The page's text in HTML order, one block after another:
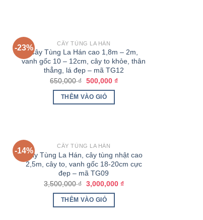
-23%
CÂY TÙNG LA HÁN
Cây Tùng La Hán cao 1,8m – 2m,
vanh gốc 10 – 12cm, cây to khỏe, thân
thẳng, lá đẹp – mã TG12
650,000₫ 500,000 ₫
THÊM VÀO GIỎ
-14%
CÂY TÙNG LA HÁN
Cây Tùng La Hán, cây tùng nhật cao
2,5m, cây to, vanh gốc 18-20cm cực
đẹp – mã TG09
3,500,000₫ 3,000,000 ₫
THÊM VÀO GIỎ